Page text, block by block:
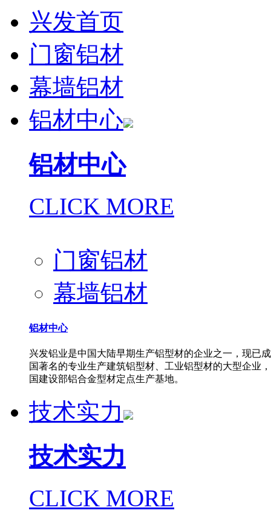
兴发首页
门窗铝材
幕墙铝材
铝材中心
铝材中心
CLICK MORE
门窗铝材
幕墙铝材
铝材中心
兴发铝业是中国大陆早期生产铝型材的企业之一，现已
国著名的专业生产建筑铝型材、工业铝型材的大型企业
国建设部铝合金型材定点生产基地。
技术实力
技术实力
CLICK MORE